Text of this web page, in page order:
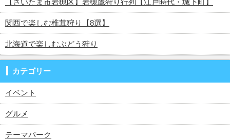
【さいたま市岩槻区】岩槻鷹狩り行列【江戸時代・城下町】
関西で楽しむ椎茸狩り【8選】
北海道で楽しむぶどう狩り
カテゴリー
イベント
グルメ
テーマパーク